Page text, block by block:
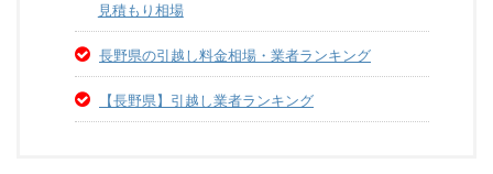
見積もり相場
長野県の引越し料金相場・業者ランキング
【長野県】引越し業者ランキング